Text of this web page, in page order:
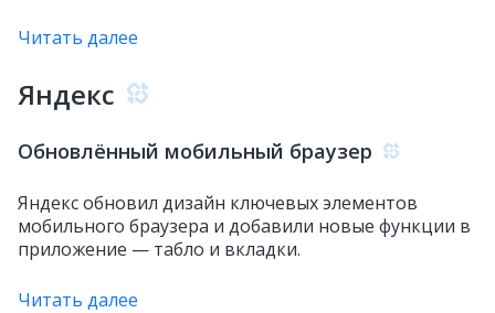
Читать далее
Яндекс
Обновлённый мобильный браузер
Яндекc обновил дизайн ключевых элементов
мобильного браузера и добавили новые функции в
приложение — табло и вкладки.
Читать далее